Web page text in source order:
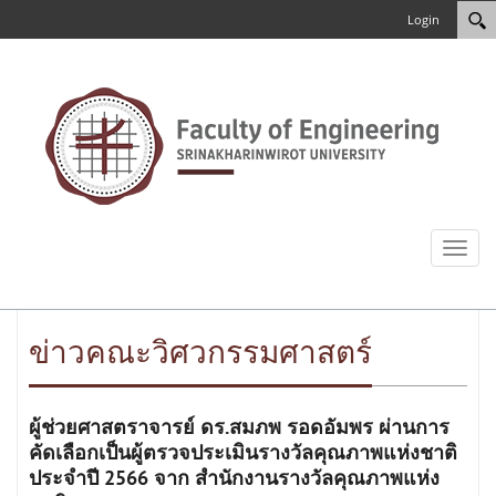
Login
Toggle
ข่าวคณะวิศวกรรมศาสตร์
ผู้ช่วยศาสตราจารย์ ดร.สมภพ รอดอัมพร ผ่านการ
คัดเลือกเป็นผู้ตรวจประเมินรางวัลคุณภาพแห่งชาติ
ประจำปี 2566 จาก สำนักงานรางวัลคุณภาพแห่ง